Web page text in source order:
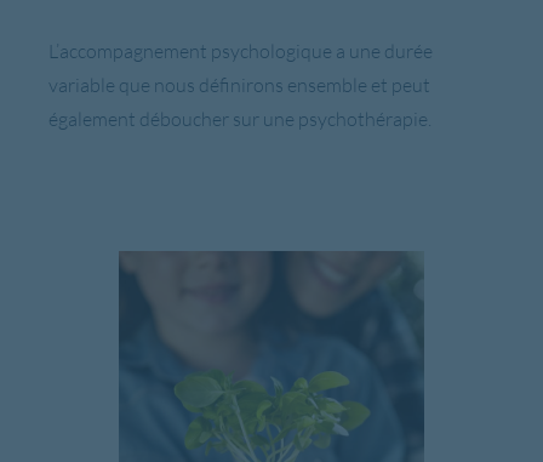
L’accompagnement psychologique a une durée
variable que nous définirons ensemble et peut
également déboucher sur une psychothérapie.